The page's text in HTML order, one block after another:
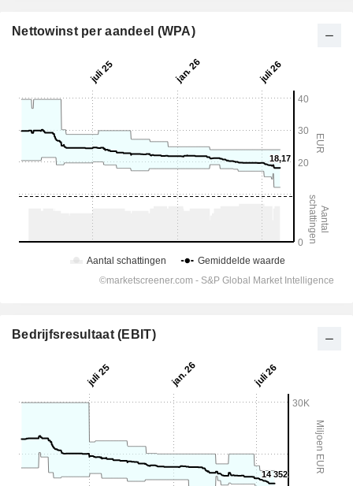
Nettowinst per aandeel (WPA)
Bedrijfsresultaat (EBIT)